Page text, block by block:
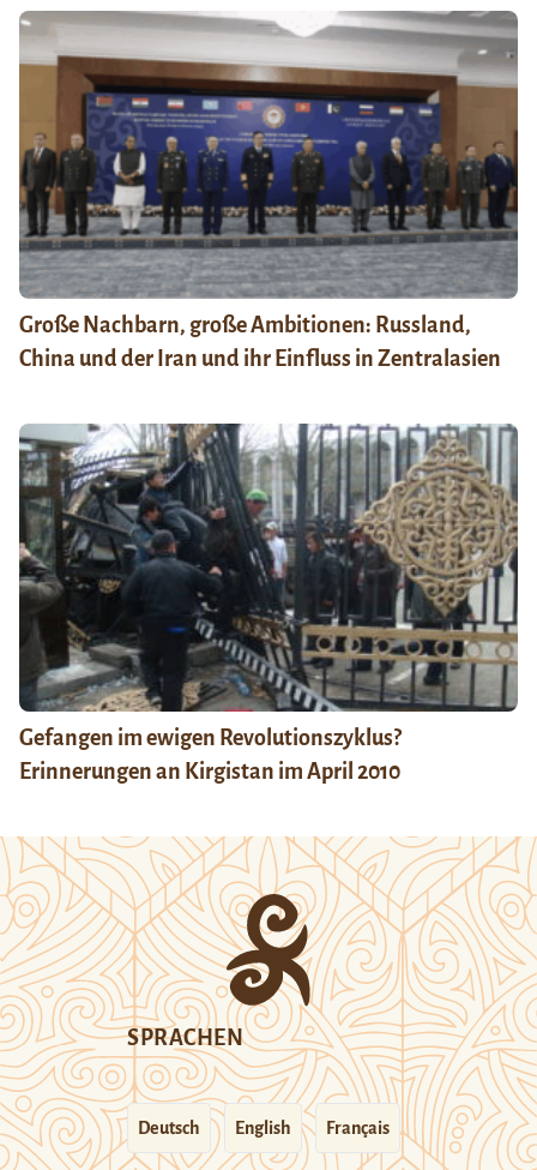
Große Nachbarn, große Ambitionen: Russland,
China und der Iran und ihr Einfluss in Zentralasien
Gefangen im ewigen Revolutionszyklus?
Erinnerungen an Kirgistan im April 2010
SPRACHEN
Deutsch English Français